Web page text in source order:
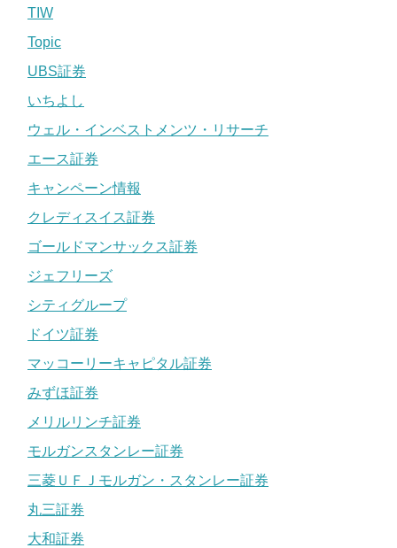
TIW
Topic
UBS証券
いちよし
ウェル・インベストメンツ・リサーチ
エース証券
キャンペーン情報
クレディスイス証券
ゴールドマンサックス証券
ジェフリーズ
シティグループ
ドイツ証券
マッコーリーキャピタル証券
みずほ証券
メリルリンチ証券
モルガンスタンレー証券
三菱ＵＦＪモルガン・スタンレー証券
丸三証券
大和証券